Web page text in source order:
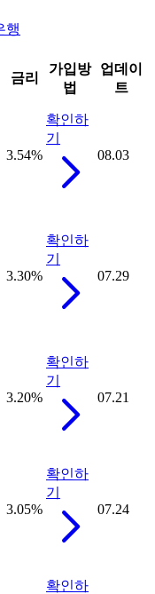
행
금리
가입방
법
업데이
트
3.54%
확인하
기
08.03
3.30%
확인하
기
07.29
3.20%
확인하
기
07.21
3.05%
확인하
기
07.24
확인하